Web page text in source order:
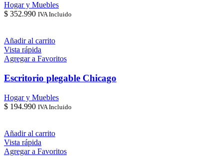
Hogar y Muebles
$ 352.990 IVA Incluido
Añadir al carrito
Vista rápida
Agregar a Favoritos
Escritorio plegable Chicago
Hogar y Muebles
$ 194.990 IVA Incluido
Añadir al carrito
Vista rápida
Agregar a Favoritos